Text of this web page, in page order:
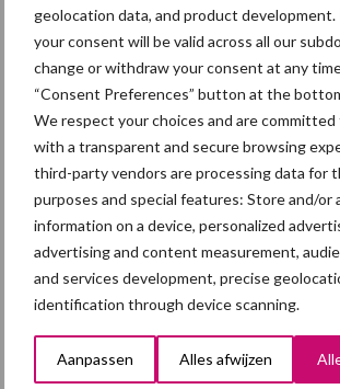
geolocation data, and product
your consent will be valid across all our
change or withdraw your consent at any
“Consent Preferences” button at the
We respect your choices and are
with a transparent and secure browsing
third-party vendors are processing data for
purposes and special features: Store and/or
information on a device, personalized
advertising and content measurement,
and services development, precise
identification through device scanning.
Aanpassen Alles afwijzen
“Vraag naar
Polen groter dan
Themapagina
Diergezondheid Fokkerij
Afrikaanse